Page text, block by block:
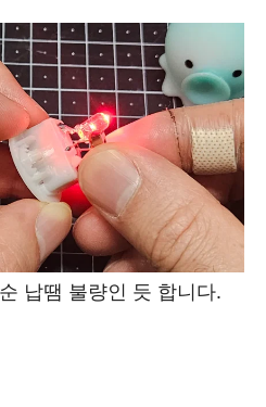
납땜 불량인 듯 합니다.